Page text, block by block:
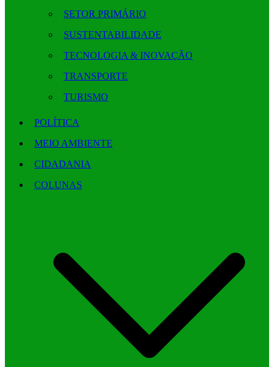
SETOR PRIMÁRIO
SUSTENTABILIDADE
TECNOLOGIA & INOVAÇÃO
TRANSPORTE
TURISMO
POLÍTICA
MEIO AMBIENTE
CIDADANIA
COLUNAS